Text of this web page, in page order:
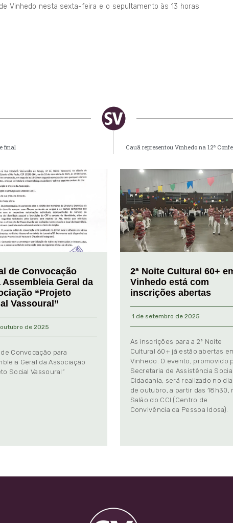
Vinhedo nesta sexta-feira e o sepultamento às 13 horas
final Cauã representou Vinhedo na 12ª
de Convocação
Assembleia Geral da
“Projeto
Vassoural”
de 2025
Convocação para
Geral da Associação
Social Vassoural”
2ª Noite Cultural 60+
Vinhedo está com
inscrições abertas
1 de setembro de 2025
As inscrições para a 2ª Noite
Cultural 60+ já estão abertas
Vinhedo. O evento, promovido
Secretaria de Assistência
Cidadania, será realizado no dia
de outubro, a partir das 18h30,
Salão do CCI (Centro de
Convivência da Pessoa Idosa).